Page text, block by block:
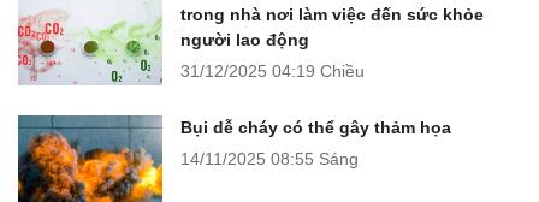
trong nhà nơi làm việc đến sức khỏe
người lao động
31/12/2025 04:19 Chiều
Bụi dễ cháy có thể gây thảm họa
14/11/2025 08:55 Sáng